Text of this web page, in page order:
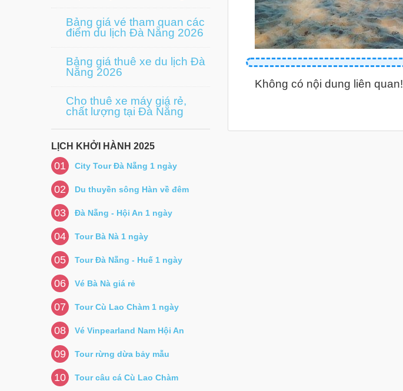
Bảng giá vé tham quan các
điểm du lịch Đà Nẵng 2026
Bảng giá thuê xe du lịch Đà
Nẵng 2026
Cho thuê xe máy giá rẻ,
chất lượng tại Đà Nẵng
LỊCH KHỞI HÀNH 2025
01 City Tour Đà Nẵng 1 ngày
02 Du thuyền sông Hàn về đêm
03 Đà Nẵng - Hội An 1 ngày
04 Tour Bà Nà 1 ngày
05 Tour Đà Nẵng - Huế 1 ngày
06 Vé Bà Nà giá rẻ
07 Tour Cù Lao Chàm 1 ngày
08 Vé Vinpearland Nam Hội An
09 Tour rừng dừa bảy mẫu
10 Tour câu cá Cù Lao Chàm
Không có nội dung liên quan!